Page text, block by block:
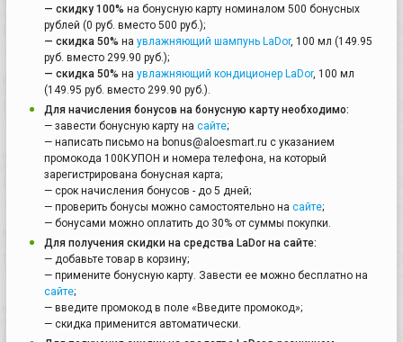
— скидку 100% на бонусную карту номиналом 500 бонусных
рублей (0 руб. вместо 500 руб.);
— скидка 50% на увлажняющий шампунь LaDor, 100 мл (149.95
руб. вместо 299.90 руб.);
— скидка 50% на увлажняющий кондиционер LaDor, 100 мл
(149.95 руб. вместо 299.90 руб.).
Для начисления бонусов на бонусную карту необходимо:
— завести бонусную карту на сайте;
— написать письмо на bonus@aloesmart.ru с указанием
промокода 100КУПОН и номера телефона, на который
зарегистрирована бонусная карта;
— срок начисления бонусов - до 5 дней;
— проверить бонусы можно самостоятельно на сайте;
— бонусами можно оплатить до 30% от суммы покупки.
Для получения скидки на средства LaDor на сайте:
— добавьте товар в корзину;
— примените бонусную карту. Завести ее можно бесплатно на
сайте;
— введите промокод в поле «Введите промокод»;
— скидка применится автоматически.